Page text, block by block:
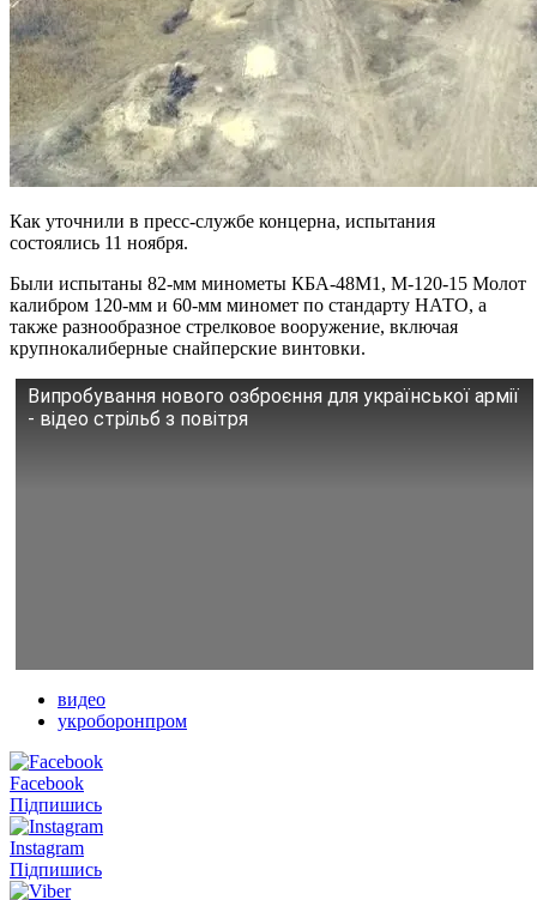
Как уточнили в пресс-службе концерна, испытания
состоялись 11 ноября.
Были испытаны 82-мм минометы КБА-48М1, М-120-15 Молот
калибром 120-мм и 60-мм миномет по стандарту НАТО, а
также разнообразное стрелковое вооружение, включая
крупнокалиберные снайперские винтовки.
Випробування нового озброєння для української армії
- відео стрільб з повітря
видео
укроборонпром
Facebook
Підпишись
Instagram
Підпишись